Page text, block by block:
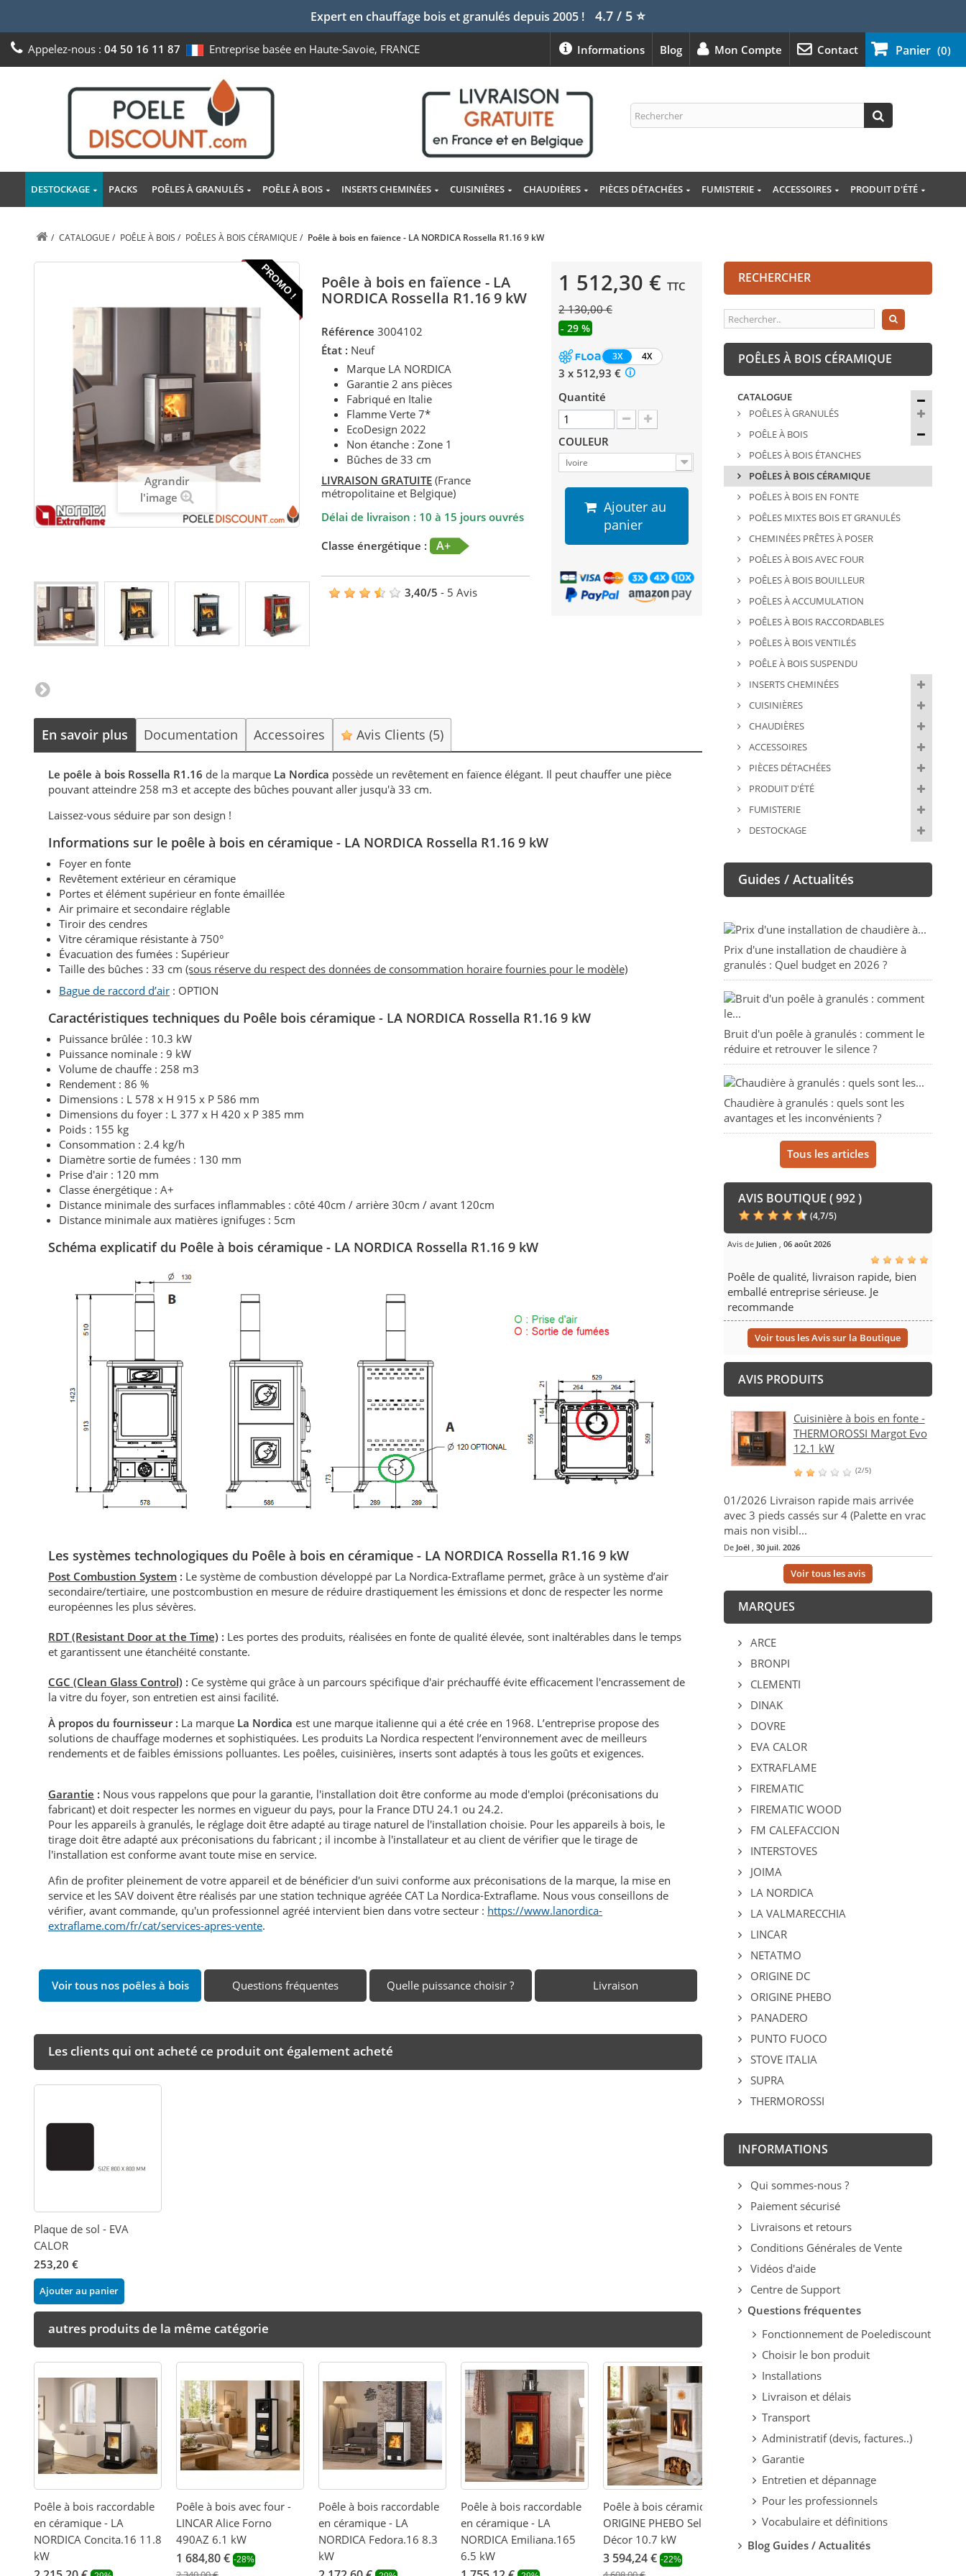
Expert en chauffage bois et granulés depuis 2005 ! 4.7 / 5⭐
Panier (0)
Appelez-nous : 04 50 16 11 87 Entreprise basée en Haute-Savoie, FRANCE Contact
Mon Compte
Blog
Informations
DESTOCKAGE PACKS POÊLES À GRANULÉS POÊLE À BOIS INSERTS CHEMINÉES CUISINIÈRES CHAUDIÈRES PIÈCES DÉTACHÉES FUMISTERIE ACCESSOIRES PRODUIT D'ÉTÉ
/ CATALOGUE / POÊLE À BOIS / POÊLES À BOIS CÉRAMIQUE / Poêle à bois en faïence - LA NORDICA Rossella R1.16 9 kW
PROMO !
Agrandir
l'image
Poêle à bois en faïence - LA
NORDICA Rossella R1.16 9 kW
Référence 3004102
État : Neuf
Marque LA NORDICA
Garantie 2 ans pièces
Fabriqué en Italie
Flamme Verte 7*
EcoDesign 2022
Non étanche : Zone 1
Bûches de 33 cm
LIVRAISON GRATUITE (France
métropolitaine et Belgique)
Délai de livraison : 10 à 15 jours ouvrés
Classe énergétique :
A+
3,40/5 - 5 Avis
1 512,30 € TTC
2 130,00 €
- 29 %
3X 4X
3 x 512,93 €
Quantité
COULEUR
Ivoire
Ajouter au
panier
En savoir plus Documentation Accessoires Avis Clients(5)
Le poêle à bois Rossella R1.16 de la marque La Nordica possède un revêtement en faïence élégant. Il peut chauffer une pièce
pouvant atteindre 258 m3 et accepte des bûches pouvant aller jusqu'à 33 cm.
Laissez-vous séduire par son design !
Informations sur le poêle à bois en céramique - LA NORDICA Rossella R1.16 9 kW
Foyer en fonte
Revêtement extérieur en céramique
Portes et élément supérieur en fonte émaillée
Air primaire et secondaire réglable
Tiroir des cendres
Vitre céramique résistante à 750°
Évacuation des fumées : Supérieur
Taille des bûches : 33 cm(sous réserve du respect des données de consommation horaire fournies pour le modèle)
Bague de raccord d’air : OPTION
Caractéristiques techniques du Poêle bois céramique - LA NORDICA Rossella R1.16 9 kW
Puissance brûlée : 10.3 kW
Puissance nominale : 9 kW
Volume de chauffe : 258 m3
Rendement : 86 %
Dimensions : L 578 x H 915 x P 586 mm
Dimensions du foyer : L 377 x H 420 x P 385 mm
Poids : 155 kg
Consommation : 2.4 kg/h
Diamètre sortie de fumées : 130 mm
Prise d'air : 120 mm
Classe énergétique : A+
Distance minimale des surfaces inflammables : côté 40cm / arrière 30cm / avant 120cm
Distance minimale aux matières ignifuges : 5cm
Schéma explicatif du Poêle à bois céramique - LA NORDICA Rossella R1.16 9 kW
Les systèmes technologiques du Poêle à bois en céramique- LA NORDICA Rossella R1.16 9 kW
Post Combustion System : Le système de combustion développé par La Nordica-Extraflame permet, grâce à un système d’air
secondaire/tertiaire, une postcombustion en mesure de réduire drastiquement les émissions et donc de respecter les norme
européennes les plus sévères.
RDT (Resistant Door at the Time) : Les portes des produits, réalisées en fonte de qualité élevée, sont inaltérables dans le temps
et garantissent une étanchéité constante.
CGC (Clean Glass Control) : Ce système qui grâce à un parcours spécifique d'air préchauffé évite efficacement l'encrassement de
la vitre du foyer, son entretien est ainsi facilité.
À propos du fournisseur : La marque La Nordica est une marque italienne qui a été crée en 1968. L’entreprise propose des
solutions de chauffage modernes et sophistiquées. Les produits La Nordica respectent l’environnement avec de meilleurs
rendements et de faibles émissions polluantes. Les poêles, cuisinières, inserts sont adaptés à tous les goûts et exigences.
Garantie : Nous vous rappelons que pour la garantie, l'installation doit être conforme au mode d'emploi (préconisations du
fabricant) et doit respecter les normes en vigueur du pays, pour la France DTU 24.1 ou 24.2.
Pour les appareils à granulés, le réglage doit être adapté au tirage naturel de l'installation choisie. Pour les appareils à bois, le
tirage doit être adapté aux préconisations du fabricant ; il incombe à l'installateur et au client de vérifier que le tirage de
l'installation est conforme avant toute mise en service.
Afin de profiter pleinement de votre appareil et de bénéficier d'un suivi conforme aux préconisations de la marque, la mise en
service et les SAV doivent être réalisés par une station technique agréée CAT La Nordica-Extraflame. Nous vous conseillons de
vérifier, avant commande, qu'un professionnel agréé intervient bien dans votre secteur : https://www.lanordica-
extraflame.com/fr/cat/services-apres-vente.
Voir tous nos poêles à bois Questions fréquentes Quelle puissance choisir ? Livraison
Les clients qui ont acheté ce produit ont également acheté
Plaque de sol - EVA
CALOR
253,20 €
Ajouter au panier
autres produits de la même catégorie
Poêle à bois raccordable
en céramique - LA
NORDICA Concita.16 11.8
kW
Poêle à bois avec four -
LINCAR Alice Forno
490AZ 6.1 kW
1 684,80 € -28%
Poêle à bois raccordable
en céramique - LA
NORDICA Fedora.16 8.3
kW
Poêle à bois raccordable
en céramique - LA
NORDICA Emiliana.165
6.5 kW
Poêle à bois céramique -
ORIGINE PHEBO Selene
Décor 10.7 kW
3 594,24 € -22%
Poêle à bois céramique -
ORIGINE PHEBO Selene
Sole 10.7 kW
3 510,00 €
RECHERCHER
POÊLES À BOIS CÉRAMIQUE
CATALOGUE
POÊLES À GRANULÉS
POÊLE À BOIS
POÊLES À BOIS ÉTANCHES
POÊLES À BOIS CÉRAMIQUE
POÊLES À BOIS EN FONTE
POÊLES MIXTES BOIS ET GRANULÉS
CHEMINÉES PRÊTES À POSER
POÊLES À BOIS AVEC FOUR
POÊLES À BOIS BOUILLEUR
POÊLES À ACCUMULATION
POÊLES À BOIS RACCORDABLES
POÊLES À BOIS VENTILÉS
POÊLE À BOIS SUSPENDU
INSERTS CHEMINÉES
CUISINIÈRES
CHAUDIÈRES
ACCESSOIRES
PIÈCES DÉTACHÉES
PRODUIT D'ÉTÉ
FUMISTERIE
DESTOCKAGE
Guides / Actualités
Prix d'une installation de chaudière à
granulés : Quel budget en 2026 ?
Bruit d'un poêle à granulés : comment le
réduire et retrouver le silence ?
Chaudière à granulés : quels sont les
avantages et les inconvénients ?
Tous les articles
AVIS BOUTIQUE ( 992 )
(4,7/5)
Avis de Julien, 06 août 2026
Poêle de qualité, livraison rapide, bien
emballé entreprise sérieuse. Je
recommande
Voir tous les Avis sur la Boutique
AVIS PRODUITS
Cuisinière à bois en fonte -
THERMOROSSI Margot Evo
12.1 kW
(2/5)
01/2026 Livraison rapide mais arrivée
avec 3 pieds cassés sur 4 (Palette en vrac
mais non visibl...
De Joël, 30 juil. 2026
Voir tous les avis
MARQUES
ARCE
BRONPI
CLEMENTI
DINAK
DOVRE
EVA CALOR
EXTRAFLAME
FIREMATIC
FIREMATIC WOOD
FM CALEFACCION
INTERSTOVES
JOIMA
LA NORDICA
LA VALMARECCHIA
LINCAR
NETATMO
ORIGINE DC
ORIGINE PHEBO
PANADERO
PUNTO FUOCO
STOVE ITALIA
SUPRA
THERMOROSSI
INFORMATIONS
Qui sommes-nous ?
Paiement sécurisé
Livraisons et retours
Conditions Générales de Vente
Vidéos d'aide
Centre de Support
Questions fréquentes
Fonctionnement de Poelediscount
Choisir le bon produit
Installations
Livraison et délais
Transport
Administratif (devis, factures..)
Garantie
Entretien et dépannage
Pour les professionnels
Vocabulaire et définitions
Blog Guides / Actualités